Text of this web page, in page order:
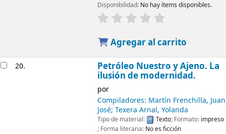
Disponibilidad: No hay ítems disponibles.
Agregar al carrito
20. Petróleo Nuestro y Ajeno. La
ilusión de modernidad.
por
Compiladores: Martín Frenchilla, Juan
José; Texera Arnal, Yolanda
Tipo de material: Texto; Formato: impreso
; Forma literaria: No es ficción